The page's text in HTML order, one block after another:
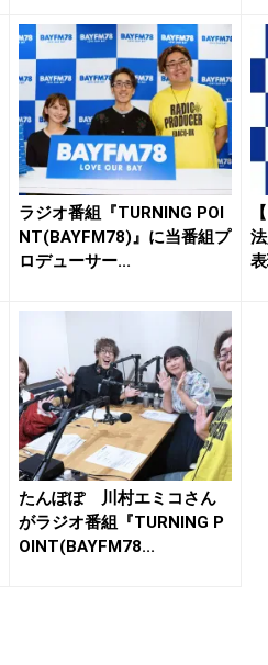
ラジオ番組『TURNING POI
NT(BAYFM78)』に当番組プ
ロデューサー...
たんぽぽ 川村エミコさん
がラジオ番組『TURNING P
OINT(BAYFM78...